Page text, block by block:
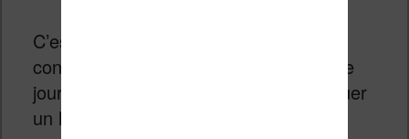
C’est pourquoi je vous conseille de
consulter la liste de ces romans chaque
jour pour être certain de ne pas manquer
un livre intéressant.